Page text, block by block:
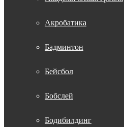
Акробатика
Бадминтон
Бейсбол
Бобслей
Бодибилдинг